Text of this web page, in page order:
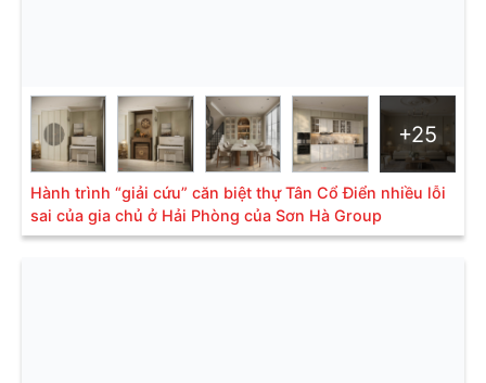
+25
Hành trình “giải cứu” căn biệt thự Tân Cổ Điển nhiều lỗi
sai của gia chủ ở Hải Phòng của Sơn Hà Group